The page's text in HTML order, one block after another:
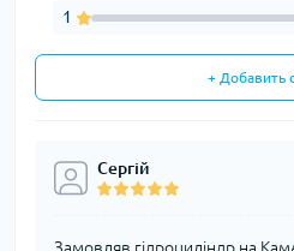
1
+ Добавить
Сергій